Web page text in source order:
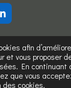
afin
et vous proposer
En continuant
que vous
des cookies.
L
i
n
k
e
d
I
n
view/ucj-aikido-
devis travaux